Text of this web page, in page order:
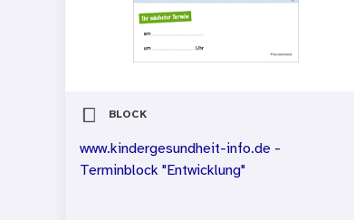
BLOCK
www.kindergesundheit-info.de -
Terminblock "Entwicklung"